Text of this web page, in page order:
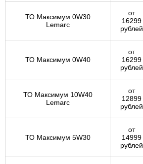
ТО Максимум 0W30
Lemarc
от
16299
рублей
ТО Максимум 0W40
от
16299
рублей
ТО Максимум 10W40
Lemarc
от
12899
рублей
ТО Максимум 5W30
от
14999
рублей